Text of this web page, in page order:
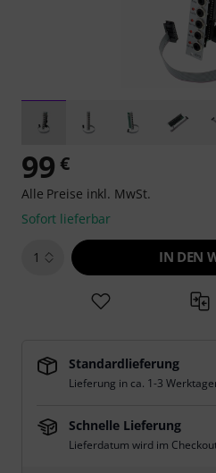
99 €
Alle Preise inkl. MwSt.
Sofort lieferbar
1 IN DEN
Standardlieferung
Lieferung in ca. 1-3
Schnelle Lieferung
Lieferdatum wird im